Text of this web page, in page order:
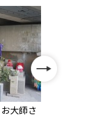
大師さ